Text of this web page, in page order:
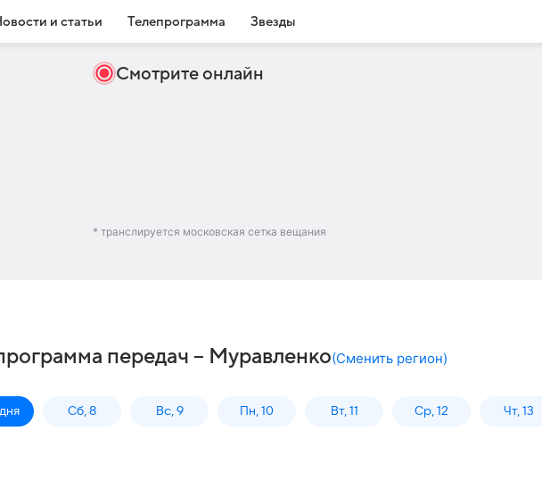
и статьи Телепрограмма Звезды
Смотрите онлайн
* транслируется московская сетка вещания
передач – Муравленко(Сменить регион)
Сб, 8 Вс, 9 Пн, 10 Вт, 11 Ср, 12 Чт, 13